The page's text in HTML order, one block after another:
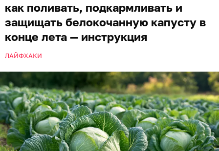
как поливать, подкармливать и
защищать белокочанную капусту в
конце лета — инструкция
ЛАЙФХАКИ